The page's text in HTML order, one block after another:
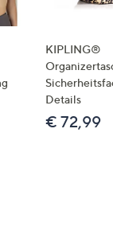
KIPLING®
Details
€ 72,99